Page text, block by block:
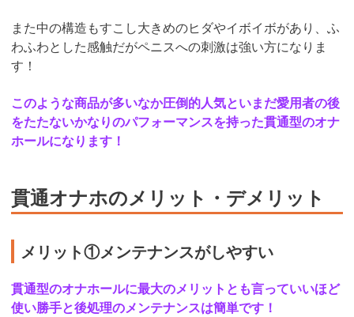
また中の構造もすこし大きめのヒダやイボイボがあり、ふ
わふわとした感触だがペニスへの刺激は強い方になりま
す！
このような商品が多いなか圧倒的人気といまだ愛用者の後
をたたないかなりのパフォーマンスを持った貫通型のオナ
ホールになります！
貫通オナホのメリット・デメリット
メリット①メンテナンスがしやすい
貫通型のオナホールに最大のメリットとも言っていいほど
使い勝手と後処理のメンテナンスは簡単です！